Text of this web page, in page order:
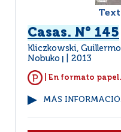
Casas. N° 145
Kliczkowski, Guillermo
Nobuko
2013
| En formato papel.
MÁS